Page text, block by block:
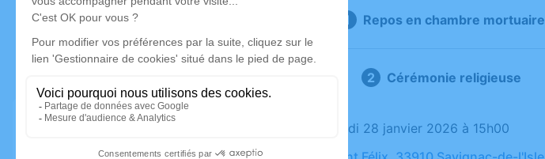
Repos en chambre mortuaire
Cérémonie religieuse
Le mercredi 28 janvier 2026 à 15h00